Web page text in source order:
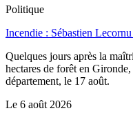
Politique
Incendie : Sébastien
Quelques jours après la
hectares de forêt en
département, le 17 août.
Le 6 août 2026